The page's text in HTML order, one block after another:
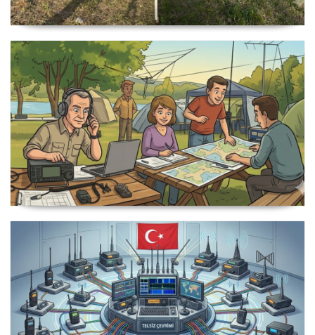
QSO Party Nedir, Neden yapılır ?
Amatör Telsiz Çevrimleri Nasıl
Olmalıdır?